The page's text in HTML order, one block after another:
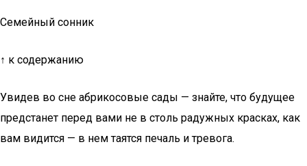
Семейный сонник
↑ к содержанию
Увидев во сне абрикосовые сады — знайте, что будущее
предстанет перед вами не в столь радужных красках, как
вам видится — в нем таятся печаль и тревога.